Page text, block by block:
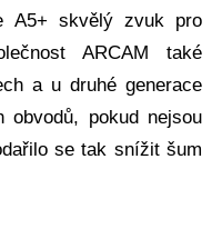
A5+ skvělý zvuk pro
ARCAM také
a u druhé generace
pokud nejsou
se tak snížit šum